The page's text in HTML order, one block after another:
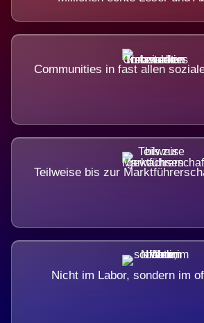
Communities in fast allen
Teilweise bis zur
Nicht im Labor, sondern im